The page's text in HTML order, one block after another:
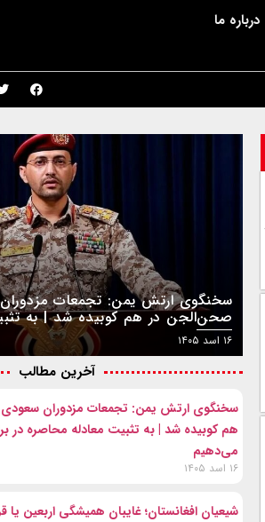
درباره ما
سخنگوی ارتش یمن: تجمعات
صحن‌الجن در هم کوبیده شد | به
در برابر محاصره ادامه می‌دهیم
۱۶ اسد ۱۴۰۵
آخرین مطالب
سخنگوی ارتش یمن: تجمعات مزدوران سعودی
هم کوبیده شد | به تثبیت معادله محاصره در
می‌دهیم
۱۶ اسد ۱۴۰۵
شیعیان افغانستان؛ غایبان همیشگی اربعین